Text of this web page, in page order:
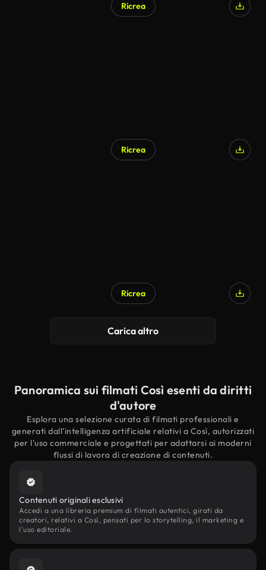
Ricrea
Ricrea
Ricrea
Carica altro
Panoramica sui filmati Così esenti da diritti
d'autore
Esplora una selezione curata di filmati professionali e
generati dall'intelligenza artificiale relativi a Così, autorizzati
per l'uso commerciale e progettati per adattarsi ai moderni
flussi di lavoro di creazione di contenuti.
Contenuti originali esclusivi
Accedi a una libreria premium di filmati autentici, girati da
creatori, relativi a Così, pensati per lo storytelling, il marketing e
l'uso editoriale.